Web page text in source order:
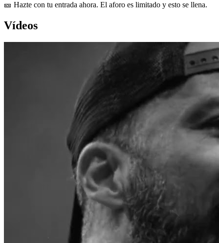
🎫 Hazte con tu entrada ahora. El aforo es limitado y esto se llena.
Vídeos